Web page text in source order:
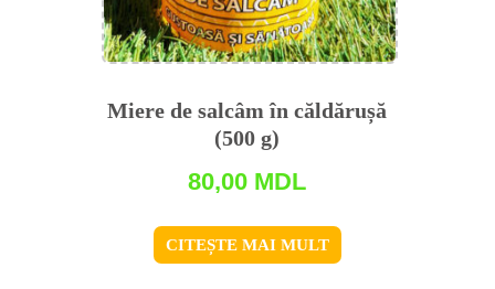
Miere de salсâm în căldărușă
(500 g)
80,00 MDL
CITEȘTE MAI MULT